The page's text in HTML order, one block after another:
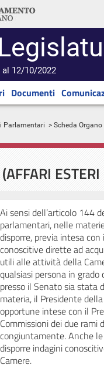
12/10/2022
Documenti
Parlamentari > Scheda Organo
Ai sensi dell’articolo 144
parlamentari, nelle
disporre, previa intesa
conoscitive dirette ad
utili alle attività della
qualsiasi persona in
presso il Senato sia stata
materia, il Presidente
opportune intese con il
Commissioni dei due rami
congiuntamente. Anche
disporre indagini
Camere.